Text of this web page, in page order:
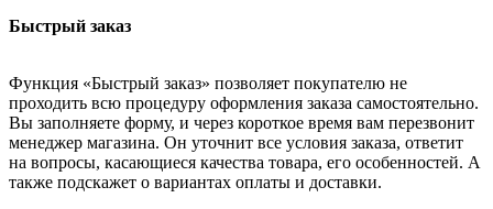
Быстрый заказ
Функция «Быстрый заказ» позволяет покупателю не
проходить всю процедуру оформления заказа самостоятельно.
Вы заполняете форму, и через короткое время вам перезвонит
менеджер магазина. Он уточнит все условия заказа, ответит
на вопросы, касающиеся качества товара, его особенностей. А
также подскажет о вариантах оплаты и доставки.